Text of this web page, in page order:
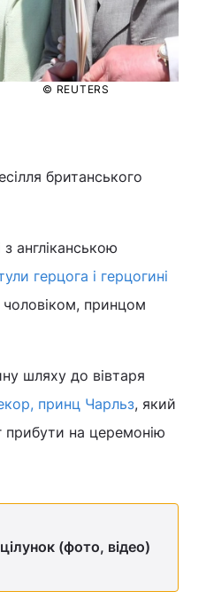
© REUTERS
британського
англіканською
герцога і герцогині
чоловіком, принцом
шляху до вівтаря
принц Чарльз, який
прибути на церемонію
(фото, відео)